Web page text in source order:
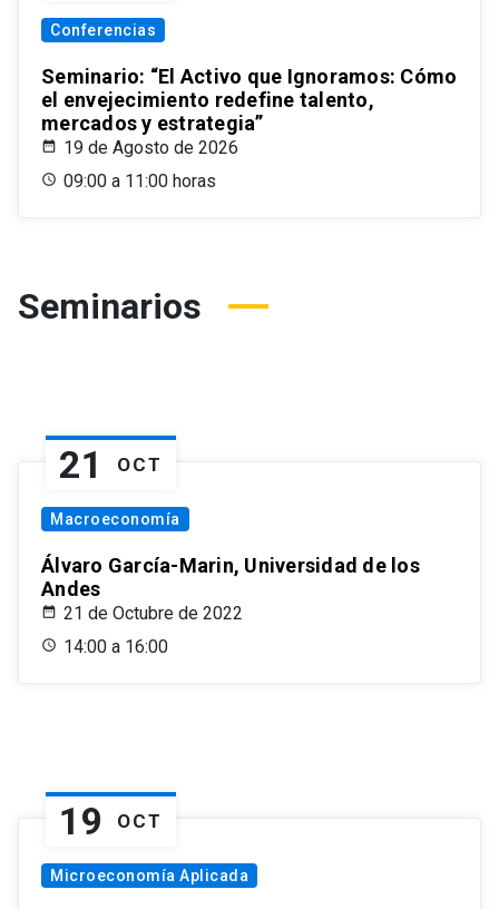
Conferencias
Seminario: “El Activo que Ignoramos: Cómo
el envejecimiento redefine talento,
mercados y estrategia”
19 de Agosto de 2026
09:00 a 11:00 horas
Seminarios
21 OCT
Macroeconomía
Álvaro García-Marin, Universidad de los
Andes
21 de Octubre de 2022
14:00 a 16:00
19 OCT
Microeconomía Aplicada